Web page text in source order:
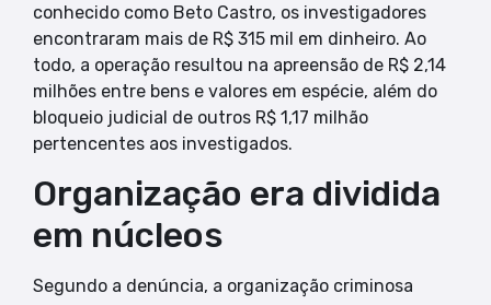
conhecido como Beto Castro, os investigadores
encontraram mais de R$ 315 mil em dinheiro. Ao
todo, a operação resultou na apreensão de R$ 2,14
milhões entre bens e valores em espécie, além do
bloqueio judicial de outros R$ 1,17 milhão
pertencentes aos investigados.
Organização era dividida
em núcleos
Segundo a denúncia, a organização criminosa